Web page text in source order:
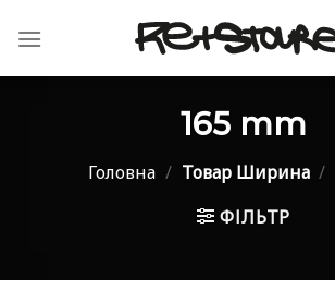
165 mm
Головна / Товар Ширина /
ФІЛЬТР